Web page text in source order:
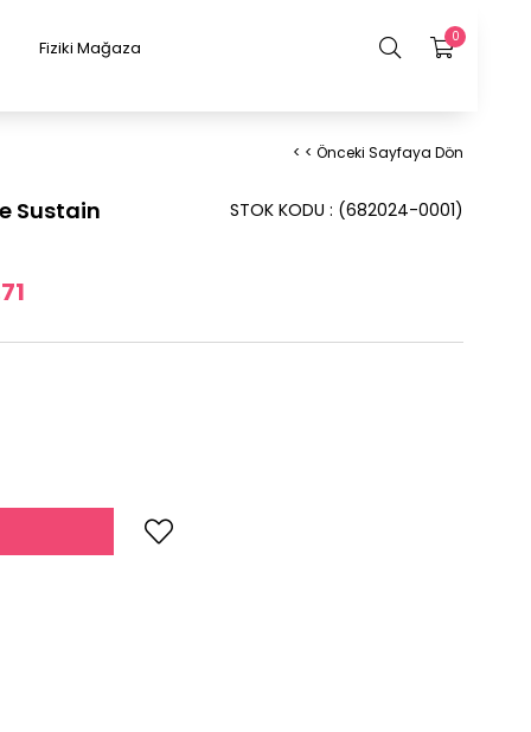
0
Fiziki Mağaza
< < Önceki Sayfaya Dön
Sustain (682024-0001)
STOK KODU